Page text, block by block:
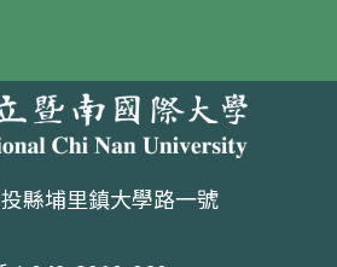
縣埔里鎮大學路一號